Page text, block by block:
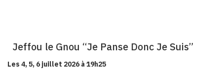
Jeffou le Gnou “Je Panse Donc Je Suis”
Les 4, 5, 6 juillet 2026 à 19h25